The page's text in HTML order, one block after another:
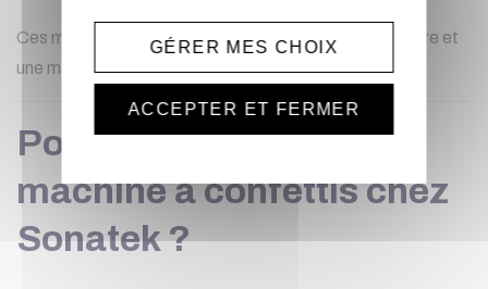
Ces machines garantissent un effet visuel spectaculaire et
une montée d’émotion inégalée.
Pourquoi louer une
machine à confettis chez
Sonatek ?
GÉRER MES CHOIX
ACCEPTER ET FERMER